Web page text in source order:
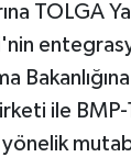
TOLGA
ile BMP-